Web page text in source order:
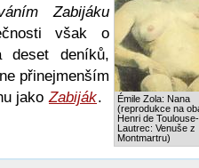
Émile Zola: Nana
(reprodukce na
Henri de Toulouse-
Lautrec: Venuše z
Montmartru)
Zabijáku
však o
deníků,
přinejmenším
jako Zabiják.